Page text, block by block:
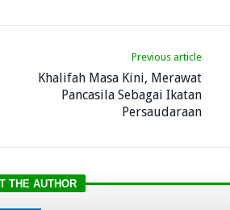
Previous article
Khalifah Masa Kini, Merawat
Pancasila Sebagai Ikatan
Persaudaraan
THE AUTHOR